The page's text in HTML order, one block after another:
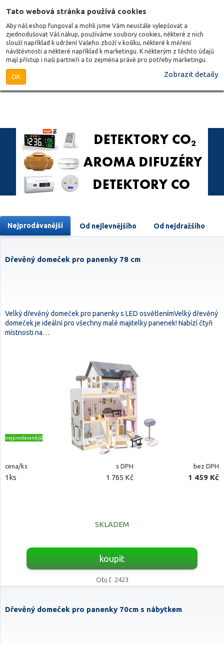
Tato webová stránka používá cookies
Aby náš eshop fungoval a mohli jsme Vám neustále vylepšovat a
zjednodušovat Váš nákup, používáme soubory cookies, některé z nich
slouží například k udržení Vašeho zboží v košíku, některé k měření
návštěvnosti a některé například k marketingu. K některým z těchto údajů
mají přístup i naši partneři a to zejména právě pro potřeby marketingu.
OK Zobrazit detaily
Nejprodávanější Od nejlevnějšího Od nejdražšího
Dřevěný domeček pro panenky 78 cm
Velký dřevěný domeček pro panenky s LED osvětlenímVelký dřevěný
domeček je ideální pro všechny malé majitelky panenek! Nabízí čtyři
místnosti na…
nejprodávanější
cena/ks s DPH bez DPH
1ks 1 765 Kč 1 459 Kč
SKLADEM
koupit
Obj.č. 2423
Dřevěný domeček pro panenky 70cm s nábytkem